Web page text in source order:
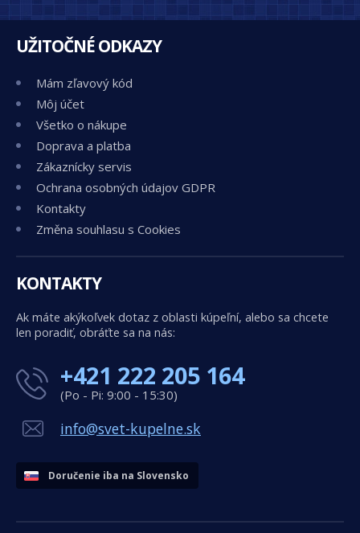
UŽITOČNÉ ODKAZY
Mám zľavový kód
Môj účet
Všetko o nákupe
Doprava a platba
Zákaznícky servis
Ochrana osobných údajov GDPR
Kontakty
Změna souhlasu s Cookies
KONTAKTY
Ak máte akýkoľvek dotaz z oblasti kúpeľní, alebo sa chcete
len poradiť, obráťte sa na nás:
+421 222 205 164
(Po - Pi: 9:00 - 15:30)
info@svet-kupelne.sk
Doručenie iba na Slovensko